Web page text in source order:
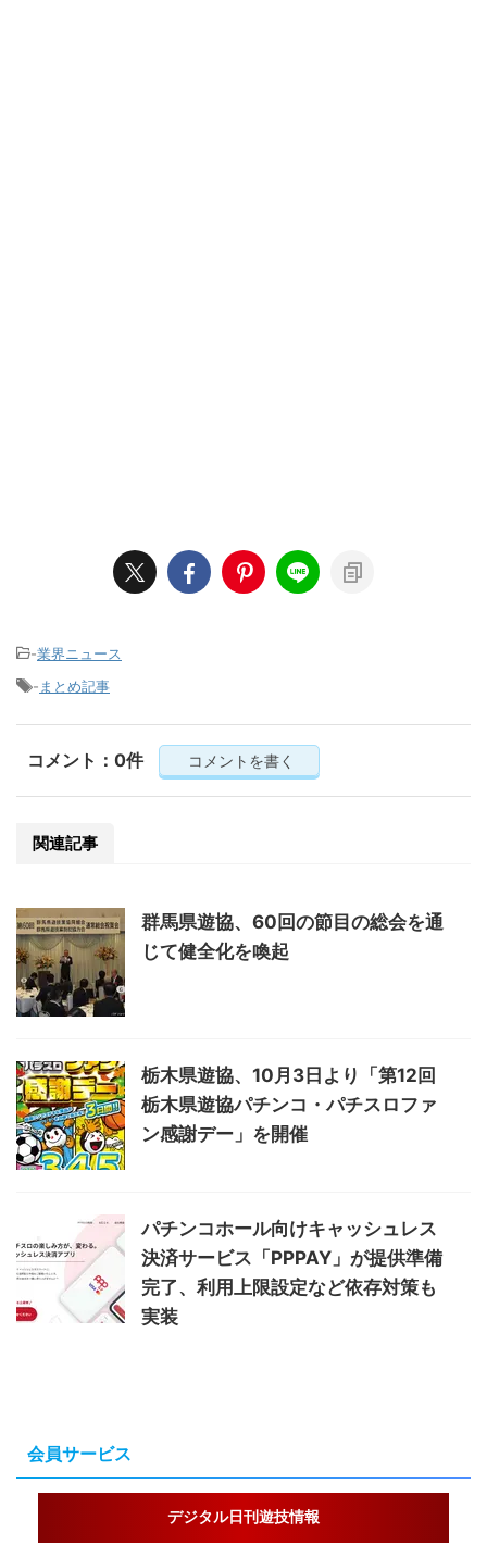
-業界ニュース
- まとめ記事
コメント：0件 コメントを書く
関連記事
群馬県遊協、60回の節目の総会を通
じて健全化を喚起
栃木県遊協、10月3日より「第12回
栃木県遊協パチンコ・パチスロファ
ン感謝デー」を開催
パチンコホール向けキャッシュレス
決済サービス「PPPAY」が提供準備
完了、利用上限設定など依存対策も
実装
会員サービス
デジタル日刊遊技情報